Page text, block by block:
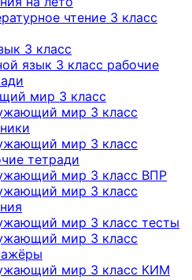
чтение 3 класс
3 класс
язык 3 класс рабочие
мир 3 класс
мир 3 класс
мир 3 класс
тетради
мир 3 класс ВПР
мир 3 класс
мир 3 класс тесты
мир 3 класс
мир 3 класс КИМ